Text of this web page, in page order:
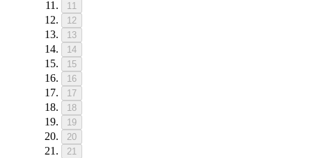
11
12
13
14
15
16
17
18
19
20
21